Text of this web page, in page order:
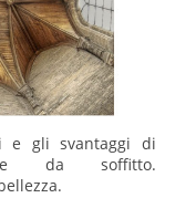
e gli svantaggi di
da soffitto.